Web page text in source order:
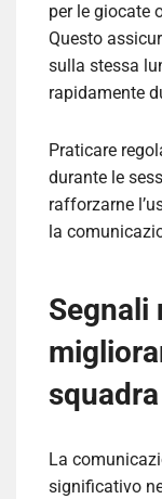
per le giocate
Questo
sulla stessa
rapidamente
Praticare
durante le
rafforzarne
la
Segnali
squadra
La
significativo